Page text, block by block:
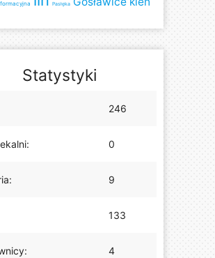
Pasłęka
Statystyki
246
0
9
133
4